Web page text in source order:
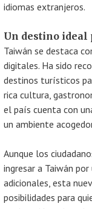
idiomas extranjeros.
Un destino ideal
Taiwán se destaca
digitales. Ha sido
destinos turísticos
rica cultura,
el país cuenta con
un ambiente
Aunque los
ingresar a Taiwán
adicionales, esta
posibilidades para